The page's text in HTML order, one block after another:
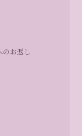
のお返し